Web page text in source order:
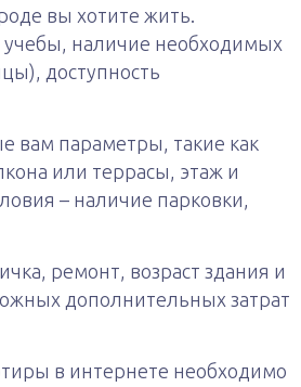
вы хотите жить.
учебы, наличие необходимых
доступность
вам параметры, такие как
или террасы, этаж и
– наличие парковки,
ремонт, возраст здания и
дополнительных затрат
в интернете необходимо